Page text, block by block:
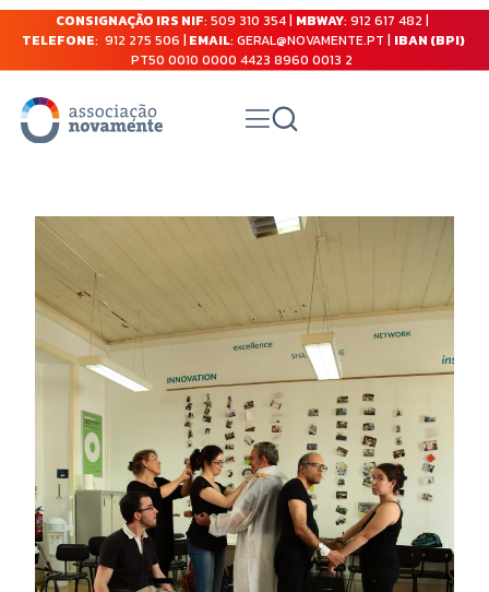
CONSIGNAÇÃO IRS NIF: 509 310 354 | MBWAY: 912 617 482 |
TELEFONE: 912 275 506 | EMAIL: GERAL@NOVAMENTE.PT | IBAN (BPI)
PT50 0010 0000 4423 8960 0013 2